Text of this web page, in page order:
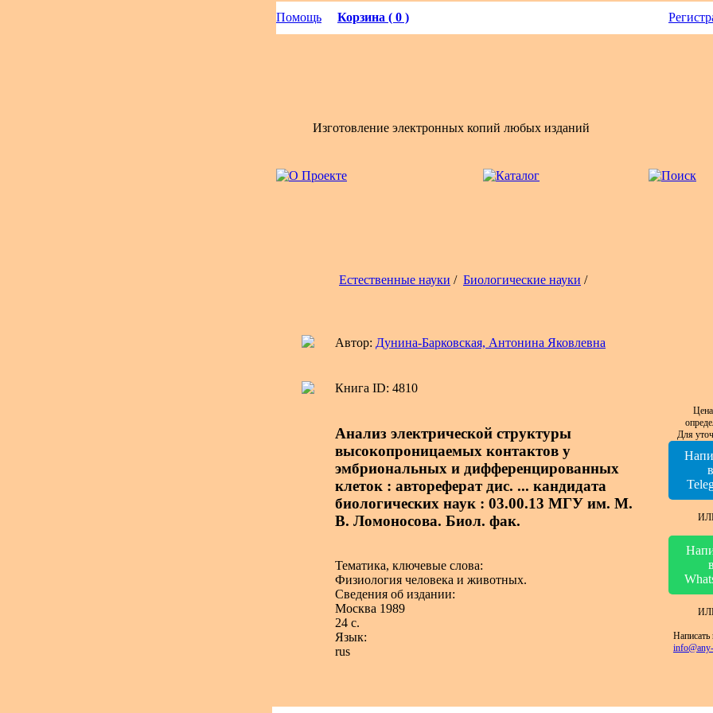
Помощь Корзина ( 0 )
Изготовление электронных копий любых изданий
Естественные науки / Биологические науки /
Автор: Дунина-Барковская, Антонина Яковлевна
Книга ID: 4810
Анализ электрической структуры
высокопроницаемых контактов у
эмбриональных и дифференцированных
клеток : автореферат дис. ... кандидата
биологических наук : 03.00.13 МГУ им. М.
В. Ломоносова. Биол. фак.
Тематика, ключевые слова:
Физиология человека и животных.
Сведения об издании:
Москва 1989
24 с.
Язык:
rus
Для
в
в
Написать